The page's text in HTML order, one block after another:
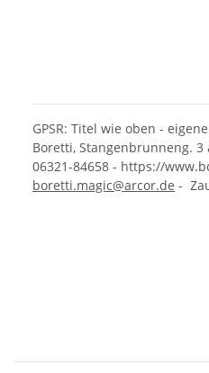
GPSR: Titel wie oben -
Boretti, Stangenbrunneng. 3
06321-84658 - https://
boretti.magic@arcor.de -